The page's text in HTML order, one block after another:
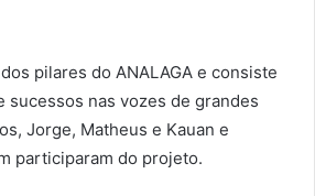
pilares do ANALAGA e consiste
sucessos nas vozes de grandes
Jorge, Matheus e Kauan e
participaram do projeto.